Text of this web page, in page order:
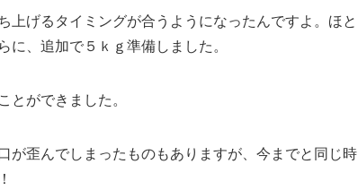
げるタイミングが合うようになったんですよ。ほと
に、追加で５ｋｇ準備しました。
とができました。
が歪んでしまったものもありますが、今までと同じ時